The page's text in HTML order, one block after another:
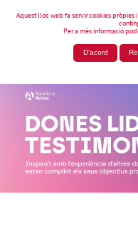
Aquest lloc web fa servir cookies pròpies
Per a més informació
D'acord